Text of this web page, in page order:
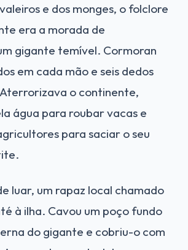
e dos monges, o folclore
era a morada de
gigante temível. Cormoran
em cada mão e seis dedos
o continente,
água para roubar vacas e
para saciar o seu
luar, um rapaz local chamado
à ilha. Cavou um poço fundo
do gigante e cobriu-o com